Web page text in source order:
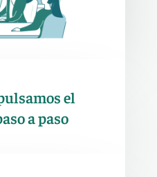
el
a paso